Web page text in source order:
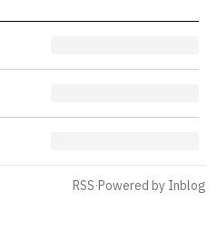
RSS·Powered by Inblog